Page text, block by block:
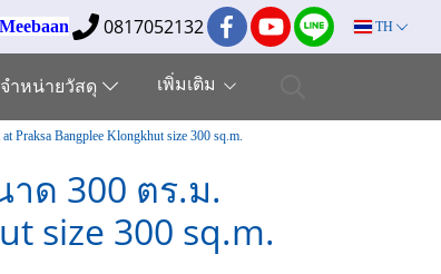
0817052132 TH
จำหน่ายวัสดุ เพิ่มเติม
Bangplee Klongkhut size 300 sq.m.
ด 300 ตร.ม.
size 300 sq.m.